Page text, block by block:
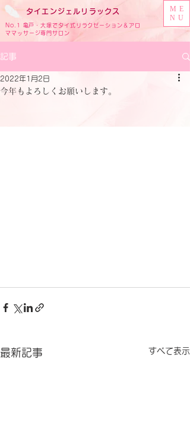
ME
NU
タイ エンジェル リラックス
No.1 亀戸・大塚でタイ式リラクゼーション＆アロ
ママッサージ専門サロン
記事
今年もよろしくお願いします。
2022年1月2日
最新記事 すべて表示